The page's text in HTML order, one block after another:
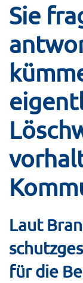
Sie
Laut
für die